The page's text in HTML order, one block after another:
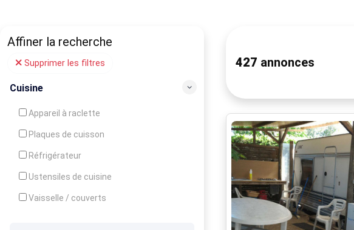
Affiner la recherche
Supprimer les filtres
Cuisine
Appareil à raclette
Plaques de cuisson
Réfrigérateur
Ustensiles de cuisine
Vaisselle / couverts
427 annonces